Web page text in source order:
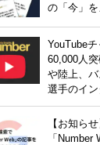
の「今」を
YouTube
60,000人
や陸上、
選手のイ
【お知ら
「Number